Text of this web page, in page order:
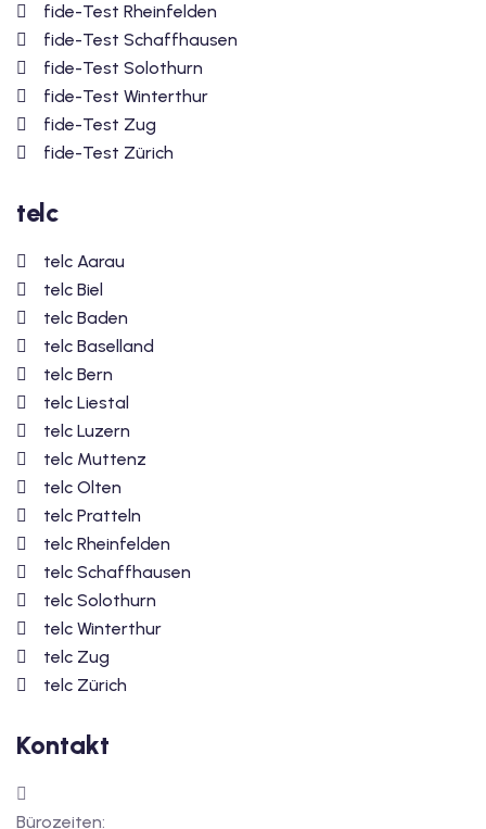
fide-Test Rheinfelden
fide-Test Schaffhausen
fide-Test Solothurn
fide-Test Winterthur
fide-Test Zug
fide-Test Zürich
telc
telc Aarau
telc Biel
telc Baden
telc Baselland
telc Bern
telc Liestal
telc Luzern
telc Muttenz
telc Olten
telc Pratteln
telc Rheinfelden
telc Schaffhausen
telc Solothurn
telc Winterthur
telc Zug
telc Zürich
Kontakt
Bürozeiten: